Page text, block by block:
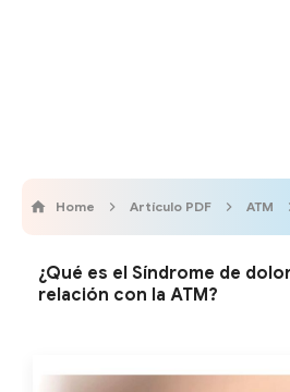
Home Artículo PDF ATM
¿Qué es el Síndrome de
relación con la ATM?